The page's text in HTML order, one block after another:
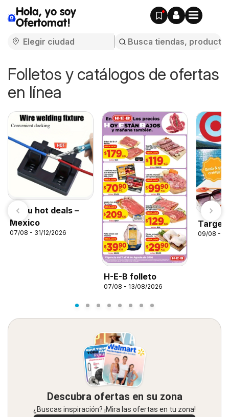
Hola, yo soy
Ofertomat!
Folletos y catálogos de ofertas
en línea
Temu hot deals –
Mexico
07/08 - 31/12/2026
H-E-B folleto
07/08 - 13/08/2026
Target
09/08 -
Descubra ofertas en su zona
¿Buscas inspiración? ¡Mira las ofertas en tu zona!